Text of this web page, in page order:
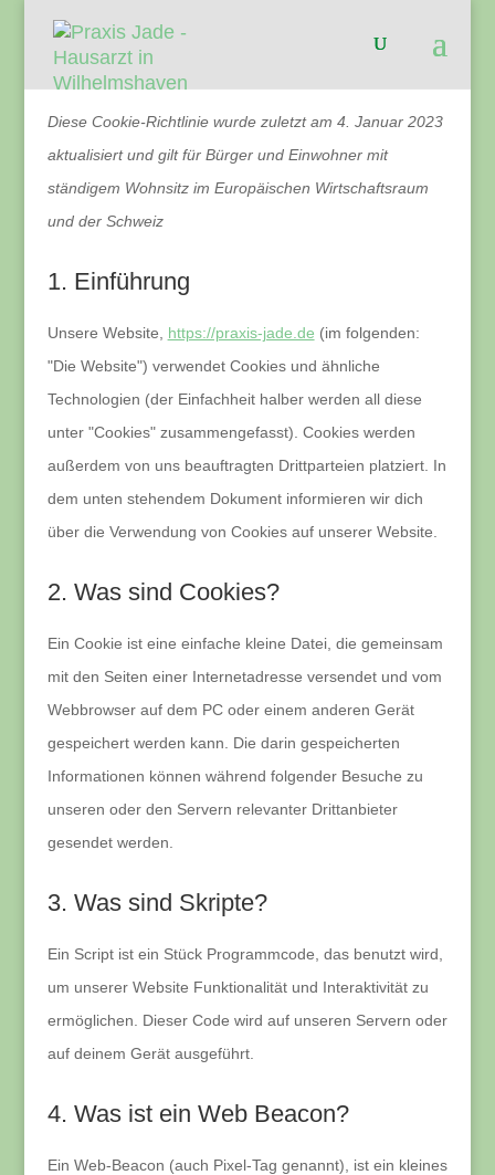
Diese Cookie-Richtlinie wurde zuletzt am 4. Januar 2023
aktualisiert und gilt für Bürger und Einwohner mit
ständigem Wohnsitz im Europäischen Wirtschaftsraum
und der Schweiz
1. Einführung
Unsere Website, https://praxis-jade.de (im folgenden:
"Die Website") verwendet Cookies und ähnliche
Technologien (der Einfachheit halber werden all diese
unter "Cookies" zusammengefasst). Cookies werden
außerdem von uns beauftragten Drittparteien platziert. In
dem unten stehendem Dokument informieren wir dich
über die Verwendung von Cookies auf unserer Website.
2. Was sind Cookies?
Ein Cookie ist eine einfache kleine Datei, die gemeinsam
mit den Seiten einer Internetadresse versendet und vom
Webbrowser auf dem PC oder einem anderen Gerät
gespeichert werden kann. Die darin gespeicherten
Informationen können während folgender Besuche zu
unseren oder den Servern relevanter Drittanbieter
gesendet werden.
3. Was sind Skripte?
Ein Script ist ein Stück Programmcode, das benutzt wird,
um unserer Website Funktionalität und Interaktivität zu
ermöglichen. Dieser Code wird auf unseren Servern oder
auf deinem Gerät ausgeführt.
4. Was ist ein Web Beacon?
Ein Web-Beacon (auch Pixel-Tag genannt), ist ein kleines